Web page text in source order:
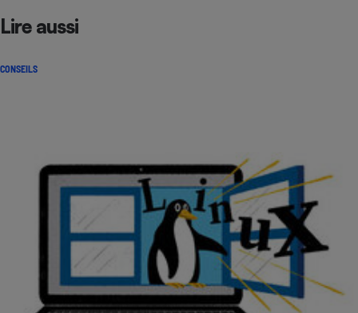
Lire aussi
CONSEILS